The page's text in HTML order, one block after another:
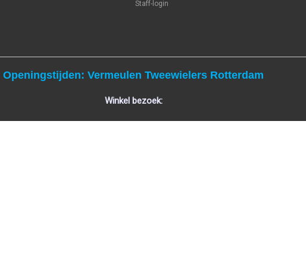
Staff-login
Openingstijden: Vermeulen Tweewielers Rotterdam
Winkel bezoek: